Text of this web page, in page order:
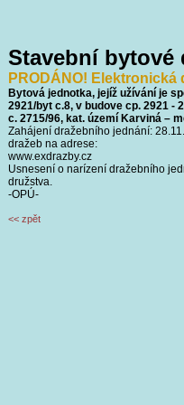
Stavební bytové
PRODÁNO!
Bytová jednotka, jejíž užívání je
2921/byt c.8, v budove cp. 2921 -
c. 2715/96, kat. území Karviná –
Zahájení dražebního jednání:
dražeb na adrese:
www.exdrazby.cz
Usnesení o narízení dražebního
družstva.
-OPÚ-
<< zpět